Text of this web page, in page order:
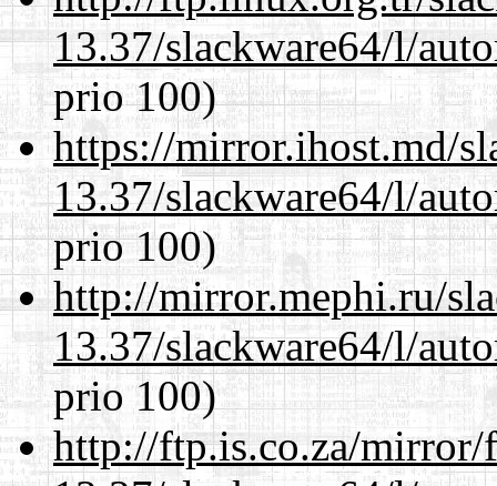
13.37/slackware64/l/
prio 100)
https://mirror.ihost.md/
13.37/slackware64/l/
prio 100)
http://mirror.mephi.ru/
13.37/slackware64/l/
prio 100)
http://ftp.is.co.za/mirror/